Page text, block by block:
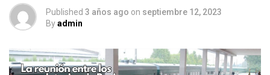
Published 3 años ago on septiembre 12, 2023
Byadmin